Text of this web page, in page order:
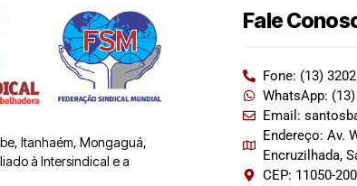
Itanhaém, Mongaguá,
à Intersindical e a
Fale
Fone: (13)
WhatsApp:
Email:
Endereço: Av.
Encruzilhada,
CEP: 11050-200